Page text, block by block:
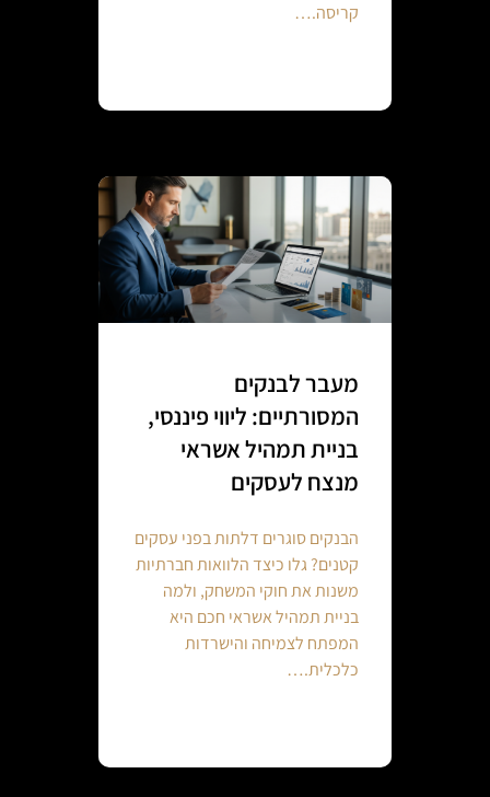
קריסה.…
מעבר לבנקים
המסורתיים: ליווי פיננסי,
בניית תמהיל אשראי
מנצח לעסקים
הבנקים סוגרים דלתות בפני עסקים
קטנים? גלו כיצד הלוואות חברתיות
משנות את חוקי המשחק, ולמה
בניית תמהיל אשראי חכם היא
המפתח לצמיחה והישרדות
כלכלית.…